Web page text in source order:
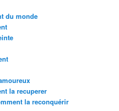
du monde
la recuperer
la reconquérir